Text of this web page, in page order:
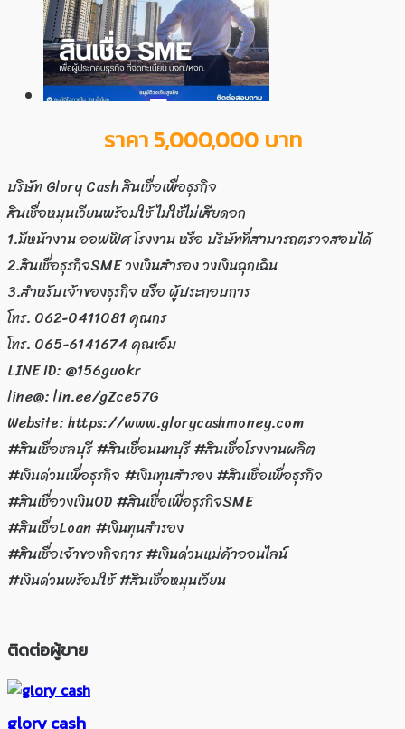
ราคา 5,000,000 บาท
บริษัท Glory Cash สินเชื่อเพื่อธุรกิจ
สินเชื่อหมุนเวียนพร้อมใช้ ไม่ใช้ไม่เสียดอก
1.มีหน้างาน ออฟฟิศ โรงงาน หรือ บริษัทที่สามารถตรวจสอบได้
2.สินเชื่อธุรกิจSME วงเงินสำรอง วงเงินฉุกเฉิน
3.สำหรับเจ้าของธุรกิจ หรือ ผู้ประกอบการ
โทร. 062-0411081 คุณกร
โทร. 065-6141674 คุณเอ็ม
LINE ID: @156guokr
line@: lin.ee/gZce57G
Website: https://www.glorycashmoney.com
#สินเชื่อชลบุรี #สินเชื่อนนทบุรี #สินเชื่อโรงงานผลิต
#เงินด่วนเพื่อธุรกิจ #เงินทุนสำรอง #สินเชื่อเพื่อธุรกิจ
#สินเชื่อวงเงินOD #สินเชื่อเพื่อธุรกิจSME
#สินเชื่อLoan #เงินทุนสำรอง
#สินเชื่อเจ้าของกิจการ #เงินด่วนแม่ค้าออนไลน์
#เงินด่วนพร้อมใช้ #สินเชื่อหมุนเวียน
ติดต่อผู้ขาย
glory cash